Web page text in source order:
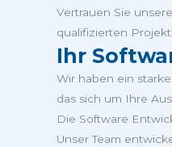
Vertrauen Sie
qualifizierten
Ihr
Wir haben ein
das sich um Ihre
Die Software
Unser Team